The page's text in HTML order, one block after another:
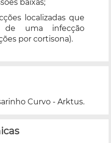
baixas;
localizadas que
de uma infecção
por cortisona).
Curvo - Arktus.